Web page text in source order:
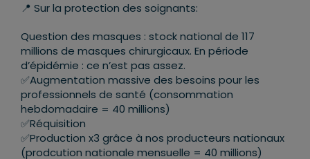
📍 Sur la protection des soignants:
Question des masques : stock national de 117
millions de masques chirurgicaux. En période
d’épidémie : ce n’est pas assez.
✅Augmentation massive des besoins pour les
professionnels de santé (consommation
hebdomadaire = 40 millions)
✅Réquisition
✅Production x3 grâce à nos producteurs nationaux
(prodcution nationale mensuelle = 40 millions)